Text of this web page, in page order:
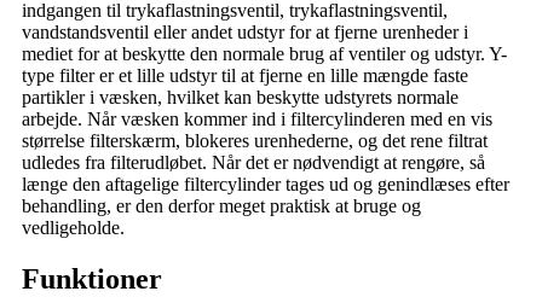
indgangen til trykaflastningsventil, trykaflastningsventil,
vandstandsventil eller andet udstyr for at fjerne urenheder i
mediet for at beskytte den normale brug af ventiler og udstyr. Y-
type filter er et lille udstyr til at fjerne en lille mængde faste
partikler i væsken, hvilket kan beskytte udstyrets normale
arbejde. Når væsken kommer ind i filtercylinderen med en vis
størrelse filterskærm, blokeres urenhederne, og det rene filtrat
udledes fra filterudløbet. Når det er nødvendigt at rengøre, så
længe den aftagelige filtercylinder tages ud og genindlæses efter
behandling, er den derfor meget praktisk at bruge og
vedligeholde.
Funktioner